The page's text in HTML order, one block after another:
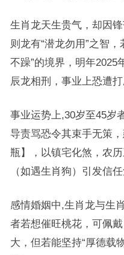
生肖龙天生贵气，却因
则龙有“潜龙勿用”之智
不躁”的境界，明年2025
辰龙相刑，事业上恐遭
事业运势上,30岁至45岁
导责骂恐令其束手无策
瓶】，以镇宅化煞，农
（如遇生肖狗）引发信
感情婚姻中,生肖龙与生
者若想催旺桃花，可佩
大，但若能坚持“厚德载